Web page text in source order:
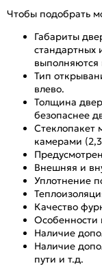
Чтобы подобрать
Габариты
стандартных
выполняются
Тип
влево.
Толщина
безопаснее
Стеклопакет
камерами
Внешняя и
Уплотнение
Качество
Особенности
Наличие
Наличие
пути и т.д.